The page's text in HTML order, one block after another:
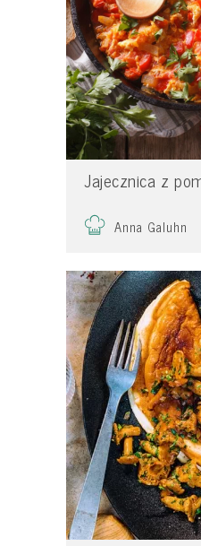
Jajecznica z
Anna Galuhn